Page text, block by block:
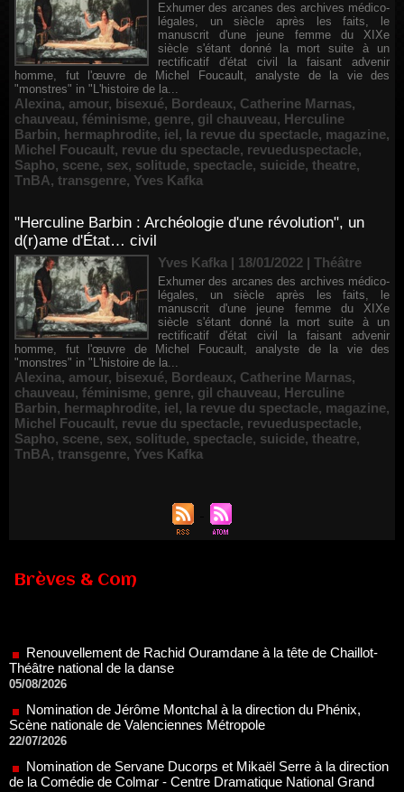
Exhumer des arcanes des archives médico-
légales, un siècle après les faits, le
manuscrit d'une jeune femme du XIXe
siècle s'étant donné la mort suite à un
rectificatif d'état civil la faisant advenir
homme, fut l'œuvre de Michel Foucault, analyste de la vie des
"monstres" in "L'histoire de la...
Alexina, amour, bisexué, Bordeaux, Catherine Marnas,
chauveau, féminisme, genre, gil chauveau, Herculine
Barbin, hermaphrodite, iel, la revue du spectacle, magazine,
Michel Foucault, revue du spectacle, revueduspectacle,
Sapho, scene, sex, solitude, spectacle, suicide, theatre,
TnBA, transgenre, Yves Kafka
"Herculine Barbin : Archéologie d'une révolution", un
d(r)ame d'État… civil
Yves Kafka | 18/01/2022 | Théâtre
Exhumer des arcanes des archives médico-
légales, un siècle après les faits, le
manuscrit d'une jeune femme du XIXe
siècle s'étant donné la mort suite à un
rectificatif d'état civil la faisant advenir
homme, fut l'œuvre de Michel Foucault, analyste de la vie des
"monstres" in "L'histoire de la...
Alexina, amour, bisexué, Bordeaux, Catherine Marnas,
chauveau, féminisme, genre, gil chauveau, Herculine
Barbin, hermaphrodite, iel, la revue du spectacle, magazine,
Michel Foucault, revue du spectacle, revueduspectacle,
Sapho, scene, sex, solitude, spectacle, suicide, theatre,
TnBA, transgenre, Yves Kafka
Brèves & Com
05/08/2026
Nomination de Jérôme Montchal à la direction du Phénix,
Scène nationale de Valenciennes Métropole
22/07/2026
Nomination de Servane Ducorps et Mikaël Serre à la direction
de la Comédie de Colmar - Centre Dramatique National Grand
Est Alsace
07/07/2026